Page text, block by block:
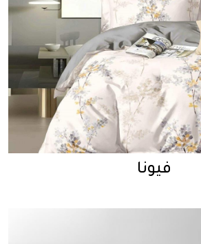
فيونا